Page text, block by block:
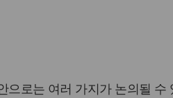
으로는 여러 가지가 논의될 수